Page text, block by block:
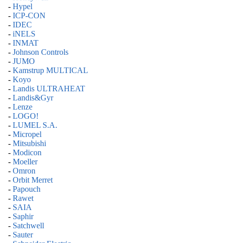
- Hypel
- ICP-CON
- IDEC
- iNELS
- INMAT
- Johnson Controls
- JUMO
- Kamstrup MULTICAL
- Koyo
- Landis ULTRAHEAT
- Landis&Gyr
- Lenze
- LOGO!
- LUMEL S.A.
- Micropel
- Mitsubishi
- Modicon
- Moeller
- Omron
- Orbit Merret
- Papouch
- Rawet
- SAIA
- Saphir
- Satchwell
- Sauter